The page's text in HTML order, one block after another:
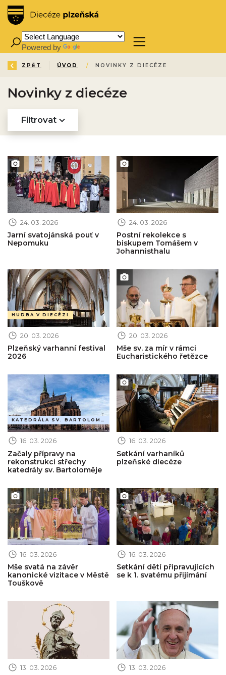
Powered by
ZPĚT ÚVOD / NOVINKY Z DIECÉZE
Novinky z diecéze
Filtrovat
Obrázek novinky
24. 03. 2026
Jarní svatojánská pouť v
Nepomuku
Obrázek novinky
24. 03. 2026
Postní rekolekce s
biskupem Tomášem v
Johannisthalu
Obrázek novinky
HUDBA V DIECÉZI
20. 03. 2026
Plzeňský varhanní festival
2026
Obrázek novinky
20. 03. 2026
Mše sv. za mír v rámci
Eucharistického řetězce
Obrázek novinky
16. 03. 2026
Začaly přípravy na
rekonstrukci střechy
katedrály sv. Bartoloměje
Obrázek novinky
16. 03. 2026
Setkání varhaníků
plzeňské diecéze
Obrázek novinky
16. 03. 2026
Mše svatá na závěr
kanonické vizitace v Městě
Touškově
Obrázek novinky
16. 03. 2026
Setkání dětí připravujících
se k 1. svatému přijímání
Obrázek novinky
13. 03. 2026
Obrázek novinky
13. 03. 2026